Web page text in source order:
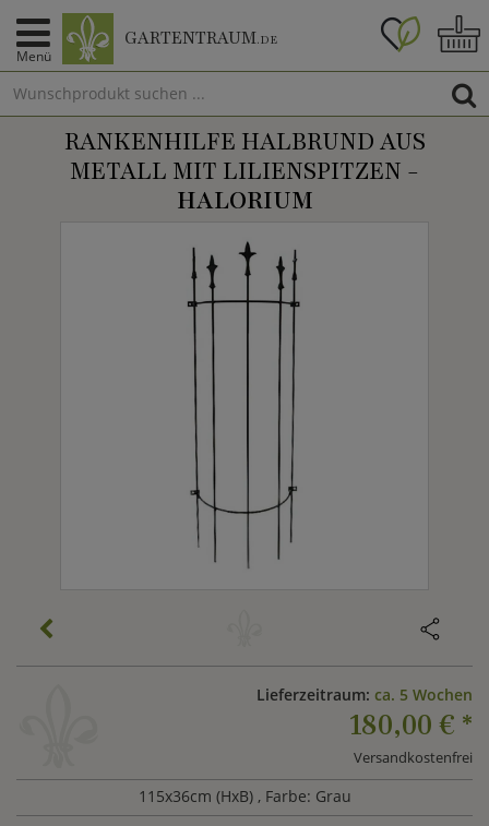
Menü
GARTENTRAUM.DE
RANKENHILFE HALBRUND AUS
METALL MIT LILIENSPITZEN -
HALORIUM
Lieferzeitraum: ca. 5 Wochen
180,00 € *
Versandkostenfrei
115x36cm (HxB) , Farbe: Grau